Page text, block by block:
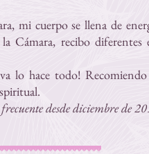
mi cuerpo se llena de
Cámara, recibo diferentes
lo hace todo!
desde diciembre de